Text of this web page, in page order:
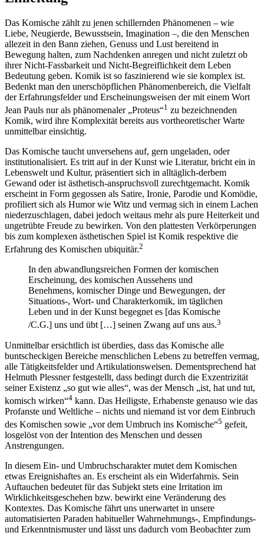
Das Komische zählt zu jenen schillernden Phänomenen – wie
Liebe, Neugierde, Bewusstsein, Imagination –, die den Menschen
allezeit in den Bann ziehen, Genuss und Lust bereitend in
Bewegung halten, zum Nachdenken anregen und nicht zuletzt ob
ihrer Nicht-Fassbarkeit und Nicht-Begreiflichkeit dem Leben
Bedeutung geben. Komik ist so faszinierend wie sie komplex ist.
Bedenkt man den unerschöpflichen Phänomenbereich, die Vielfalt
der Erfahrungsfelder und Erscheinungsweisen der mit einem Wort
Jean Pauls nur als phänomenaler „Proteus“1 zu bezeichnenden
Komik, wird ihre Komplexität bereits aus vortheoretischer Warte
unmittelbar einsichtig.
Das Komische taucht unversehens auf, gern ungeladen, oder
institutionalisiert. Es tritt auf in der Kunst wie Literatur, bricht ein in
Lebenswelt und Kultur, präsentiert sich in alltäglich-derbem
Gewand oder ist ästhetisch-anspruchsvoll zurechtgemacht. Komik
erscheint in Form gegossen als Satire, Ironie, Parodie und Komödie,
profiliert sich als Humor wie Witz und vermag sich in einem Lachen
niederzuschlagen, dabei jedoch weitaus mehr als pure Heiterkeit und
ungetrübte Freude zu bewirken. Von den plattesten Verkörperungen
bis zum komplexen ästhetischen Spiel ist Komik respektive die
Erfahrung des Komischen ubiquitär.2
In den abwandlungsreichen Formen der komischen
Erscheinung, des komischen Aussehens und
Benehmens, komischer Dinge und Bewegungen, der
Situations-, Wort- und Charakterkomik, im täglichen
Leben und in der Kunst begegnet es [das Komische
/C.G.] uns und übt […] seinen Zwang auf uns aus.3
Unmittelbar ersichtlich ist überdies, dass das Komische alle
buntscheckigen Bereiche menschlichen Lebens zu betreffen vermag,
alle Tätigkeitsfelder und Artikulationsweisen. Dementsprechend hat
Helmuth Plessner festgestellt, dass bedingt durch die Exzentrizität
seiner Existenz „so gut wie alles“, was der Mensch „ist, hat und tut,
komisch wirken“4 kann. Das Heiligste, Erhabenste genauso wie das
Profanste und Weltliche – nichts und niemand ist vor dem Einbruch
des Komischen sowie „vor dem Umbruch ins Komische“5 gefeit,
losgelöst von der Intention des Menschen und dessen
Anstrengungen.
In diesem Ein- und Umbruchscharakter mutet dem Komischen
etwas Ereignishaftes an. Es erscheint als ein Widerfahrnis. Sein
Auftauchen bedeutet für das Subjekt stets eine Irritation im
Wirklichkeitsgeschehen bzw. bewirkt eine Veränderung des
Kontextes. Das Komische fährt uns unerwartet in unsere
automatisierten Paraden habitueller Wahrnehmungs-, Empfindungs-
und Erkenntnismuster und lässt uns dadurch vom Beobachter zum